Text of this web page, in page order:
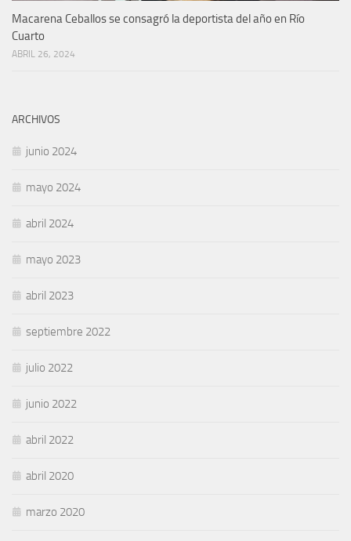
Macarena Ceballos se consagró la deportista del año en Río
Cuarto
ABRIL 26, 2024
ARCHIVOS
junio 2024
mayo 2024
abril 2024
mayo 2023
abril 2023
septiembre 2022
julio 2022
junio 2022
abril 2022
abril 2020
marzo 2020